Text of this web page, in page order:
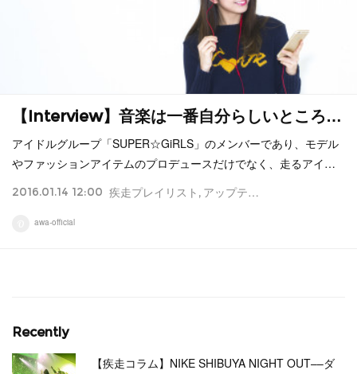
【Interview】音楽は一番自分らしいところ…
アイドルグループ「SUPER☆GiRLS」のメンバーであり、モデル
やファッションアイテムのプロデュースだけでなく、走るアイ…
2016.01.14 12:00 疾走プレイリスト アップテンポ
awa-official
Recently
【疾走コラム】NIKE SHIBUYA NIGHT OUT––ダ